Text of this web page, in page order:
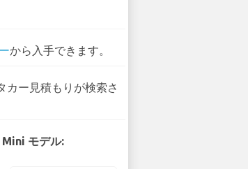
から入手できます。
カー見積もりが検索さ
Mini モデル: